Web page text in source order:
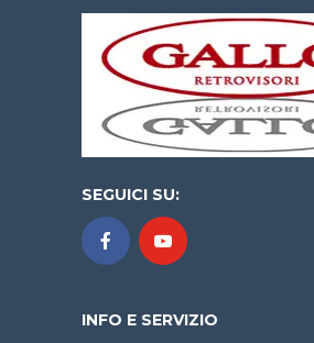
SEGUICI SU:
INFO E SERVIZIO